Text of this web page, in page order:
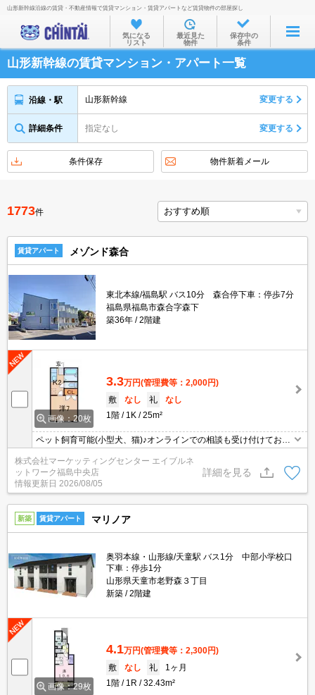
お部屋を探す
沿線・駅から
住所から
物件特集から
不動産会社から
TOP
山形新幹線沿線の賃貸・不動産情報で賃貸マンション・賃貸アパートなど賃貸物件の部屋探し
気になる
リスト
最近見た
物件
保存中の
条件
山形新幹線の賃貸マンション・アパート一覧
沿線・駅 山形新幹線 変更する
詳細条件 指定なし 変更する
条件保存 物件新着メール
1773件
賃貸アパート メゾンド森合
東北本線/福島駅 バス10分 森合停下車：停歩7分
福島県福島市森合字森下
築36年
2階建
画像：20枚
3.3万円(管理費等：2,000円)
敷
なし 礼
なし
1階
1K 25m²
ペット飼育可能(小型犬、猫)♪オンラインでの相談も受け付けており
ます。IT重説可能！非対面でのご契約が簡単に行えます。初期費用
のクレジット決済可能となっております。遠方の方でも内見可能な
WEB内見がご利用いただけます。福島駅にもアクセスしやすい物件
です♪
株式会社マーケッティングセンター エイブルネ
ットワーク福島中央店
情報更新日 2026/08/05
詳細を見る
新築 賃貸アパート マリノア
奥羽本線・山形線/天童駅 バス1分 中部小学校口
下車：停歩1分
山形県天童市老野森３丁目
新築
2階建
画像：29枚
4.1万円(管理費等：2,300円)
敷
なし 礼
1ヶ月
1階
1R 32.43m²